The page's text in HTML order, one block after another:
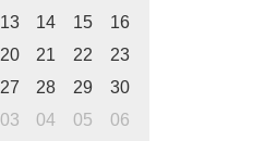
13 14 15
16
20 21 22
23
27 28 29
30
03 04 05 06